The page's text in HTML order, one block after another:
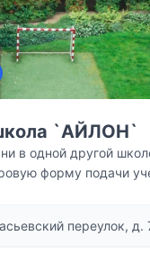
`АЙЛОН`
ни в одной другой
форму подачи
физическуюпереулок, д.